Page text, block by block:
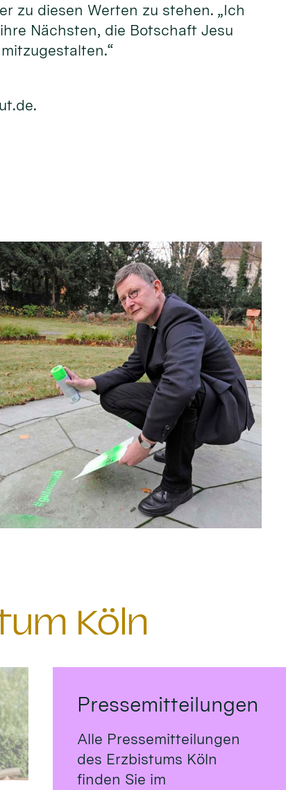
zu diesen Werten zu stehen. „Ich
Nächsten, die Botschaft Jesu
Köln
Pressemitteilungen
Alle Pressemitteilungen
des Erzbistums Köln
finden Sie im